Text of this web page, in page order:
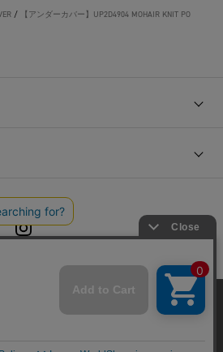
/ 【アンダーカバー】UP2D4904 MOHAIR KNIT PO
© TOKYO BASE CO., LTD
使用します。クッキーはサイト内
の使用状況の分析からマーケティ
的としています。